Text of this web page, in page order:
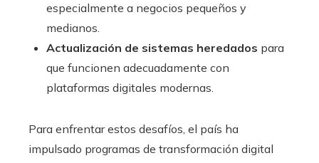
especialmente a negocios pequeños y
medianos.
Actualización de sistemas heredados para
que funcionen adecuadamente con
plataformas digitales modernas.
Para enfrentar estos desafíos, el país ha
impulsado programas de transformación digital